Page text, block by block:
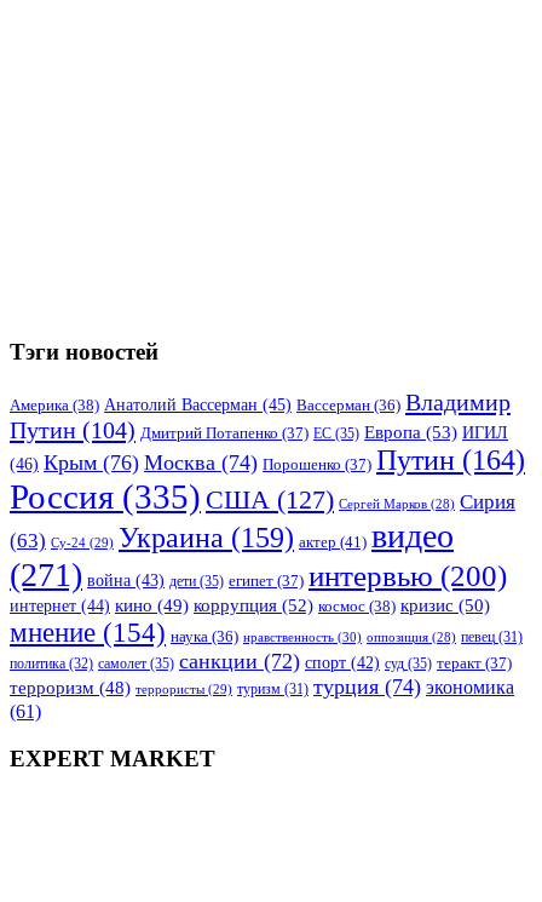
Тэги новостей
Америка (38) Анатолий Вассерман (45) Вассерман (36) Владимир
Путин (104) Дмитрий Потапенко (37) ЕС (35) Европа (53) ИГИЛ
(46) Крым (76) Москва (74) Порошенко (37) Путин (164)
Россия (335) США (127) Сергей Марков (28) Сирия
(63) Су-24 (29) Украина (159) актер (41) видео
(271) война (43) дети (35) египет (37) интервью (200)
интернет (44) кино (49) коррупция (52) космос (38) кризис (50)
мнение (154) наука (36) нравственность (30) оппозиция (28) певец (31)
политика (32) самолет (35) санкции (72) спорт (42) суд (35) теракт (37)
терроризм (48) террористы (29) туризм (31) турция (74) экономика
(61)
EXPERT MARKET